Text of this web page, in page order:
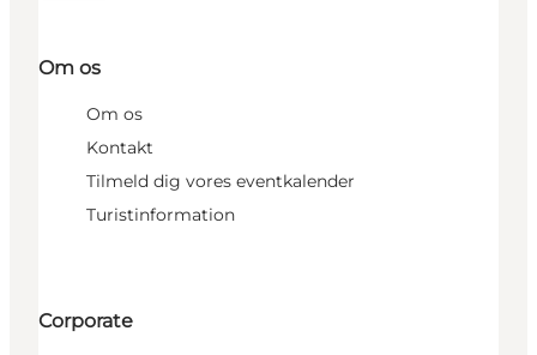
Om os
Om os
Kontakt
Tilmeld dig vores eventkalender
Turistinformation
Corporate